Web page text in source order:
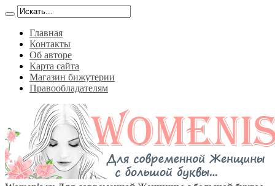
Главная
Контакты
Об авторе
Карта сайта
Магазин бижутерии
Правообладателям